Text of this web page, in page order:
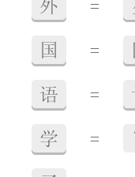
外 =
国 =
语 =
学 =